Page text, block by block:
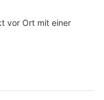
vor Ort mit einer